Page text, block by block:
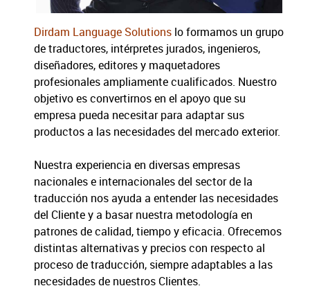
Dirdam Language Solutions lo formamos un grupo
de traductores, intérpretes jurados, ingenieros,
diseñadores, editores y maquetadores
profesionales ampliamente cualificados. Nuestro
objetivo es convertirnos en el apoyo que su
empresa pueda necesitar para adaptar sus
productos a las necesidades del mercado exterior.
Nuestra experiencia en diversas empresas
nacionales e internacionales del sector de la
traducción nos ayuda a entender las necesidades
del Cliente y a basar nuestra metodología en
patrones de calidad, tiempo y eficacia. Ofrecemos
distintas alternativas y precios con respecto al
proceso de traducción, siempre adaptables a las
necesidades de nuestros Clientes.